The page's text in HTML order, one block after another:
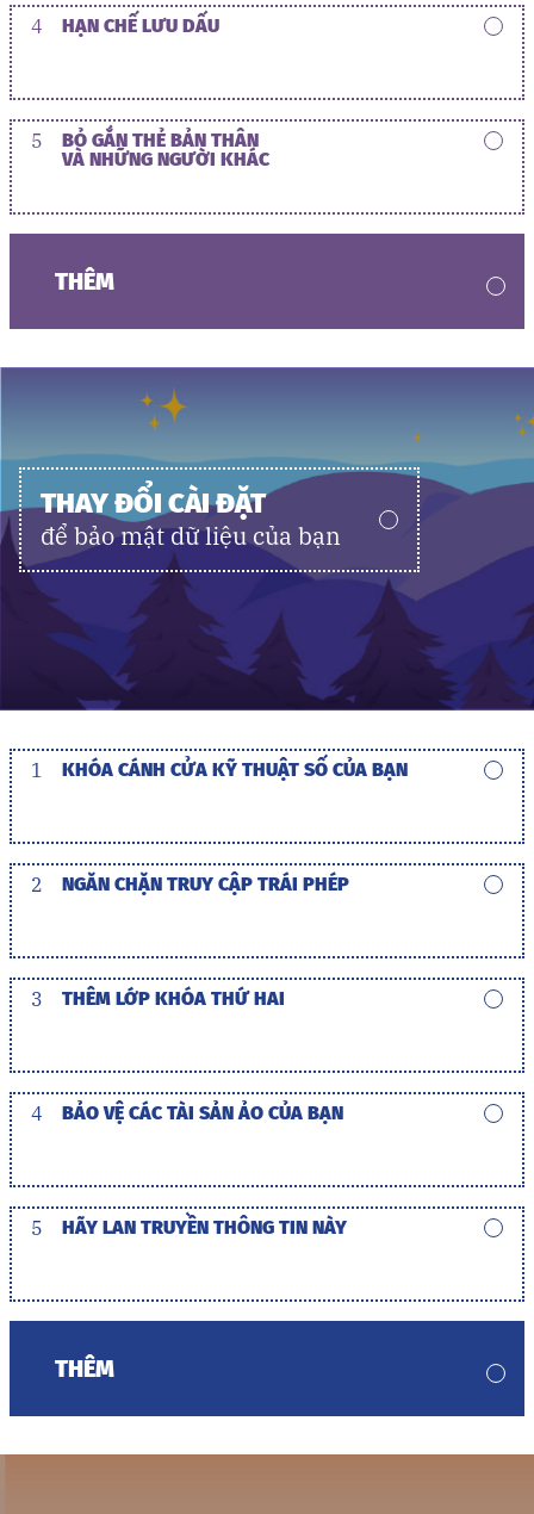
4 HẠN CHẾ LƯU DẤU
5
BỎ GẮN THẺ BẢN THÂN
VÀ NHỮNG NGƯỜI KHÁC
THÊM
THAY ĐỔI CÀI ĐẶT
để bảo mật dữ liệu của bạn
1 KHÓA CÁNH CỬA KỸ THUẬT SỐ CỦA BẠN
2 NGĂN CHẶN TRUY CẬP TRÁI PHÉP
3 THÊM LỚP KHÓA THỨ HAI
4 BẢO VỆ CÁC TÀI SẢN ẢO CỦA BẠN
5 HÃY LAN TRUYỀN THÔNG TIN NÀY
THÊM